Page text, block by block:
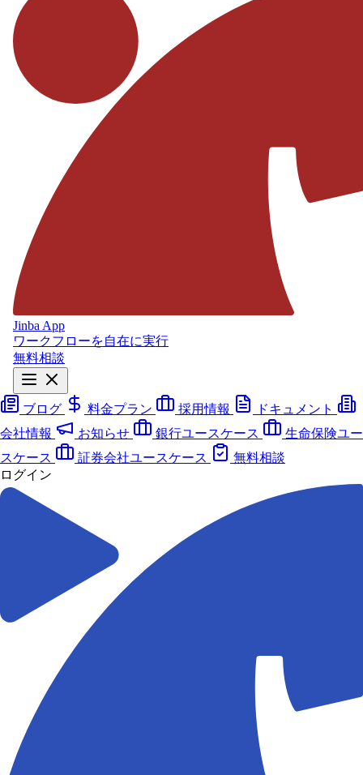
Jinba App
ワークフローを自在に実行
無料相談
ブログ 料金プラン 採用情報
ドキュメント
会社情報
お知らせ 銀行ユースケース
生命保険ユー
スケース
証券会社ユースケース
無料相談
ログイン